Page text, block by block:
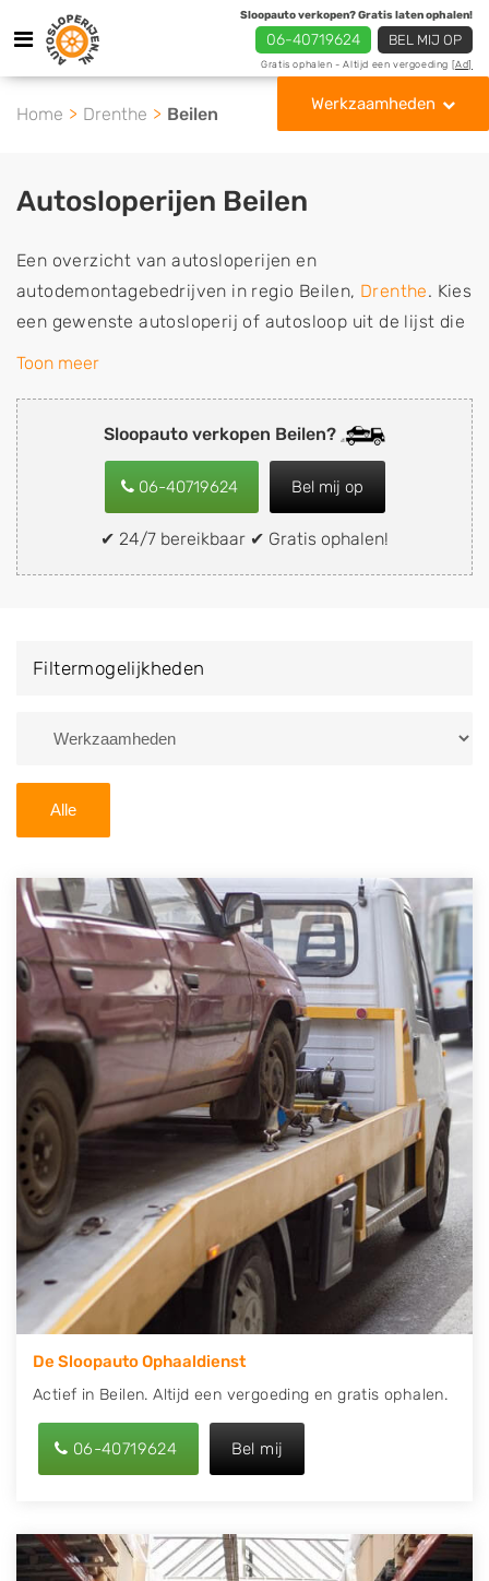
Sloopauto verkopen? Gratis laten ophalen!
06-40719624 BEL MIJ OP
Gratis ophalen - Altijd een vergoeding [Ad]
Werkzaamheden
Home Drenthe Beilen
Sloopauto verkopen Beilen?
06-40719624 Bel mij op
✔ 24/7 bereikbaar ✔ Gratis ophalen!
Autosloperijen Beilen
Een overzicht van autosloperijen en
autodemontagebedrijven in regio Beilen, Drenthe. Kies
een gewenste autosloperij of autosloop uit de lijst die
gespecialiseerd is in de verkoop van gebruikte,
van sloopauto's, schadeauto's en tweedehands auto's
(ook zonder apk keuring). Wilt u uw auto, camper,
vrachtwagen, motor of brommobiel snel en eenvoudig
verkopen aan een demontagebedrijf in de buurt, deze
zelf wegbrengen naar de sloop of deze liever laten
ophalen op een locatie naar keuze? Kies dan voor een
of kapotte auto.
regio? U vindt hier alle bedrijven in
verkopen en op te laten halen door de Sloopauto
Ophaaldienst van Autosloperijen.nl. Wij kunnen uw
auto gratis ophalen in Beilen. Neem telefonisch
contact op of maak een terugbelafspraak. Wilt u
direct een tweedehands auto onderdelen offerte
aanvragen? Dat kan via de Onderdelenlijn! Vul uw
kenteken in en druk op verzenden.
Wij kunnen u helpen met de inkoop van auto's van
eigenlijk alle merken, zoals Alfa Romeo, Audi, BMW,
Chevrolet, Citroën, Dacia, Fiat, Ford, Honda, Hyundai,
Kia, Mazda, Mercedes Benz, Mitsubishi, Nissan, Opel,
Peugeot, Porsche, Renault, Seat, Skoda, Suzuki, Tesla,
Toyota, Volkswagen en Volvo.
Toon meer
Filtermogelijkheden
Alle
De Sloopauto Ophaaldienst
Actief in Beilen. Altijd een vergoeding en gratis ophalen.
06-40719624 Bel mij